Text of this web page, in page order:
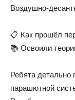
Воздушно-
📋 Как прошёл
📚 Освоили
Ребята детально
парашютной